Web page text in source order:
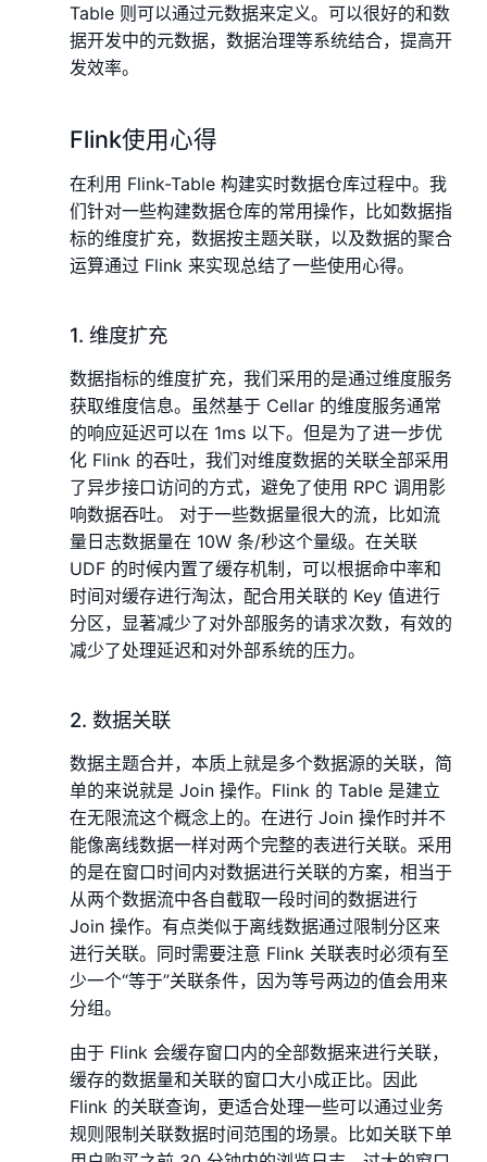
Table 则可以通过元数据来定义。可以很好的和数
据开发中的元数据，数据治理等系统结合，提高开
发效率。
Flink使用心得
在利用 Flink-Table 构建实时数据仓库过程中。我
们针对一些构建数据仓库的常用操作，比如数据指
标的维度扩充，数据按主题关联，以及数据的聚合
运算通过 Flink 来实现总结了一些使用心得。
1. 维度扩充
数据指标的维度扩充，我们采用的是通过维度服务
获取维度信息。虽然基于 Cellar 的维度服务通常
的响应延迟可以在 1ms 以下。但是为了进一步优
化 Flink 的吞吐，我们对维度数据的关联全部采用
了异步接口访问的方式，避免了使用 RPC 调用影
响数据吞吐。 对于一些数据量很大的流，比如流
量日志数据量在 10W 条/秒这个量级。在关联
UDF 的时候内置了缓存机制，可以根据命中率和
时间对缓存进行淘汰，配合用关联的 Key 值进行
分区，显著减少了对外部服务的请求次数，有效的
减少了处理延迟和对外部系统的压力。
2. 数据关联
数据主题合并，本质上就是多个数据源的关联，简
单的来说就是 Join 操作。Flink 的 Table 是建立
在无限流这个概念上的。在进行 Join 操作时并不
能像离线数据一样对两个完整的表进行关联。采用
的是在窗口时间内对数据进行关联的方案，相当于
从两个数据流中各自截取一段时间的数据进行
Join 操作。有点类似于离线数据通过限制分区来
进行关联。同时需要注意 Flink 关联表时必须有至
少一个“等于”关联条件，因为等号两边的值会用来
分组。
由于 Flink 会缓存窗口内的全部数据来进行关联，
缓存的数据量和关联的窗口大小成正比。因此
Flink 的关联查询，更适合处理一些可以通过业务
规则限制关联数据时间范围的场景。比如关联下单